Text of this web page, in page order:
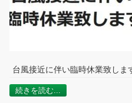
台風接近に伴い臨時休業致しま
続きを読む...